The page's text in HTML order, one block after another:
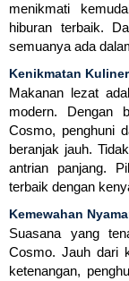
menikmati
hiburan terbaik.
semuanya ada
Kenikmatan
Makanan lezat
modern. Dengan
Cosmo, penghuni
beranjak jauh.
antrian panjang.
terbaik dengan
Kemewahan
Suasana yang
Cosmo. Jauh dari
ketenangan,